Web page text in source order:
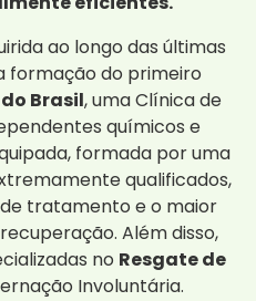
ao longo das últimas
formação do primeiro
Brasil, uma Clínica de
químicos e
formada por uma
qualificados,
tratamento e o maior
Além disso,
no Resgate de
Involuntária.